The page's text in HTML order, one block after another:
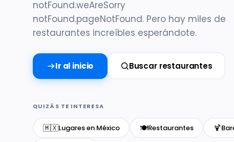
notFound.weAreSorry
notFound.pageNotFound. Pero hay miles de
restaurantes increíbles esperándote.
Ir al inicio Buscar restaurantes
QUIZÁS TE INTERESA
🇲🇽Lugares en México 🍽️Restaurantes 🍹